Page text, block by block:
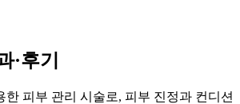
·후기
피부 관리 시술로, 피부 진정과 컨디션